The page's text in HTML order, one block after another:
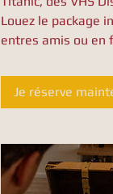
Louez le package
entres amis ou en
Je réserve